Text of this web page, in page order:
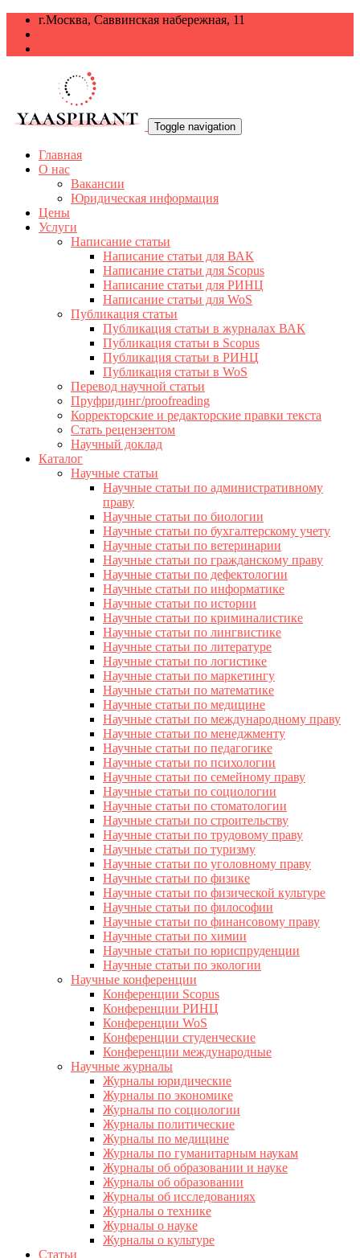
г.Москва, Саввинская набережная, 11
Toggle navigation
Главная
О нас
Вакансии
Юридическая информация
Цены
Услуги
Написание статьи
Написание статьи для ВАК
Написание статьи для Scopus
Написание статьи для РИНЦ
Написание статьи для WoS
Публикация статьи
Публикация статьи в журналах ВАК
Публикация статьи в Scopus
Публикация статьи в РИНЦ
Публикация статьи в WoS
Перевод научной статьи
Пруфридинг/proofreading
Корректорские и редакторские правки текста
Стать рецензентом
Научный доклад
Каталог
Научные статьи
Научные статьи по административному
праву
Научные статьи по биологии
Научные статьи по бухгалтерскому учету
Научные статьи по ветеринарии
Научные статьи по гражданскому праву
Научные статьи по дефектологии
Научные статьи по информатике
Научные статьи по истории
Научные статьи по криминалистике
Научные статьи по лингвистике
Научные статьи по литературе
Научные статьи по логистике
Научные статьи по маркетингу
Научные статьи по математике
Научные статьи по медицине
Научные статьи по международному праву
Научные статьи по менеджменту
Научные статьи по педагогике
Научные статьи по психологии
Научные статьи по семейному праву
Научные статьи по социологии
Научные статьи по стоматологии
Научные статьи по строительству
Научные статьи по трудовому праву
Научные статьи по туризму
Научные статьи по уголовному праву
Научные статьи по физике
Научные статьи по физической культуре
Научные статьи по философии
Научные статьи по финансовому праву
Научные статьи по химии
Научные статьи по юриспруденции
Научные статьи по экологии
Научные конференции
Конференции Scopus
Конференции РИНЦ
Конференции WoS
Конференции студенческие
Конференции международные
Научные журналы
Журналы юридические
Журналы по экономике
Журналы по социологии
Журналы политические
Журналы по медицине
Журналы по гуманитарным наукам
Журналы об образовании и науке
Журналы об образовании
Журналы об исследованиях
Журналы о технике
Журналы о науке
Журналы о культуре
Статьи